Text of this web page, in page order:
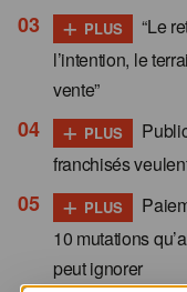
+ PLUS
“Le
l’intention, le
vente”
+ PLUS
franchisés
+ PLUS
10 mutations
peut ignorer